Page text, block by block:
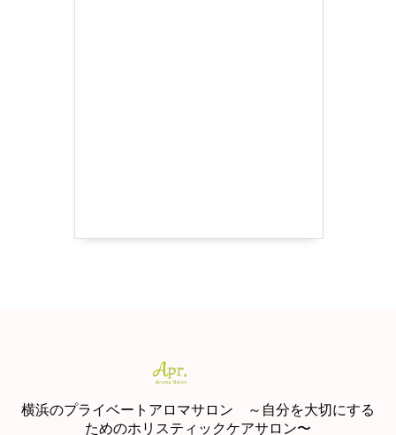
横浜のプライベートアロマサロン ～自分を大切にする
ためのホリスティックケアサロン〜